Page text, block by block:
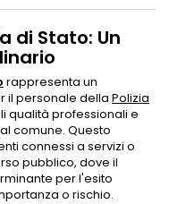
di Stato: Un
rappresenta un
il personale della Polizia
qualità professionali e
comune. Questo
connessi a servizi o
pubblico, dove il
per l'esito
o rischio.